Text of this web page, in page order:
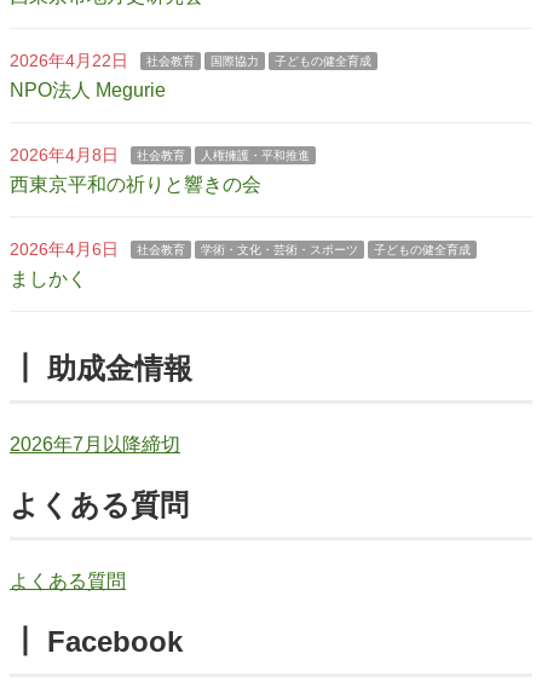
2026年4月22日 社会教育 国際協力 子どもの健全育成
NPO法人 Megurie
2026年4月8日 社会教育 人権擁護・平和推進
西東京平和の祈りと響きの会
2026年4月6日 社会教育 学術・文化・芸術・スポーツ 子どもの健全育成
ましかく
┃ 助成金情報
2026年7月以降締切
よくある質問
よくある質問
┃ Facebook